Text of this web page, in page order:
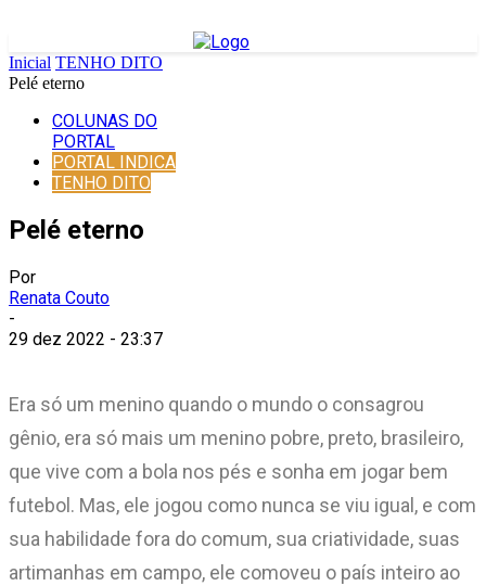
Inicial TENHO DITO
Pelé eterno
COLUNAS DO
PORTAL
PORTAL INDICA
TENHO DITO
Pelé eterno
Por
Renata Couto
-
29 dez 2022 - 23:37
Era só um menino quando o mundo o consagrou
gênio, era só mais um menino pobre, preto, brasileiro,
que vive com a bola nos pés e sonha em jogar bem
futebol. Mas, ele jogou como nunca se viu igual, e com
sua habilidade fora do comum, sua criatividade, suas
artimanhas em campo, ele comoveu o país inteiro ao